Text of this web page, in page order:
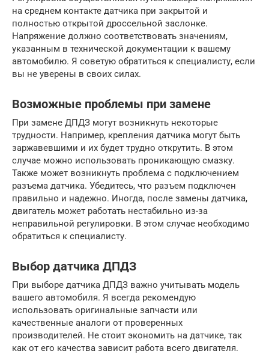
на среднем контакте датчика при закрытой и
полностью открытой дроссельной заслонке.
Напряжение должно соответствовать значениям,
указанным в технической документации к вашему
автомобилю. Я советую обратиться к специалисту, если
вы не уверены в своих силах.
Возможные проблемы при замене
При замене ДПДЗ могут возникнуть некоторые
трудности. Например, крепления датчика могут быть
заржавевшими и их будет трудно открутить. В этом
случае можно использовать проникающую смазку.
Также может возникнуть проблема с подключением
разъема датчика. Убедитесь, что разъем подключен
правильно и надежно. Иногда, после замены датчика,
двигатель может работать нестабильно из-за
неправильной регулировки. В этом случае необходимо
обратиться к специалисту.
Выбор датчика ДПДЗ
При выборе датчика ДПДЗ важно учитывать модель
вашего автомобиля. Я всегда рекомендую
использовать оригинальные запчасти или
качественные аналоги от проверенных
производителей. Не стоит экономить на датчике, так
как от его качества зависит работа всего двигателя.